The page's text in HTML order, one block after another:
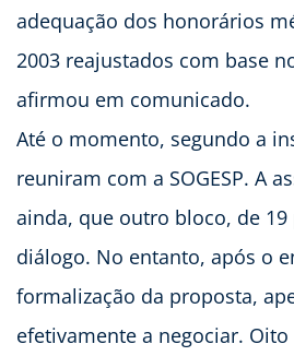
adequação dos honorários
2003 reajustados com base
afirmou em comunicado.
Até o momento, segundo a
reuniram com a SOGESP. A
ainda, que outro bloco, de
diálogo. No entanto, após o
formalização da proposta,
efetivamente a negociar.